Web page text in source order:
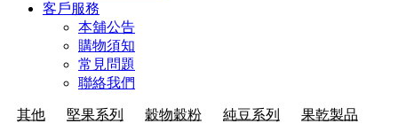
客戶服務
本舖公告
購物須知
常見問題
聯絡我們
其他 堅果系列 穀物穀粉 純豆系列 果乾製品